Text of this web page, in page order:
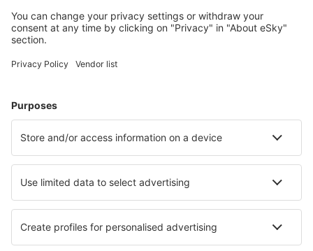
Cele mai căutate cazări de către utilizatorii eSky
Cazare în Brno
Cazare în Praga Cazare în Karlovy Vary
Cazare în Ostrava Cazare în Říčky v Orlických horách
Cazare în Stare Splavy Cazare în Olomouc